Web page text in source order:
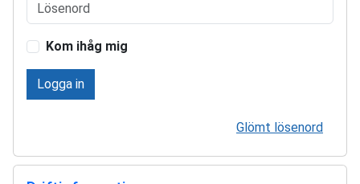
Kom ihåg mig
Logga in
Glömt lösenord